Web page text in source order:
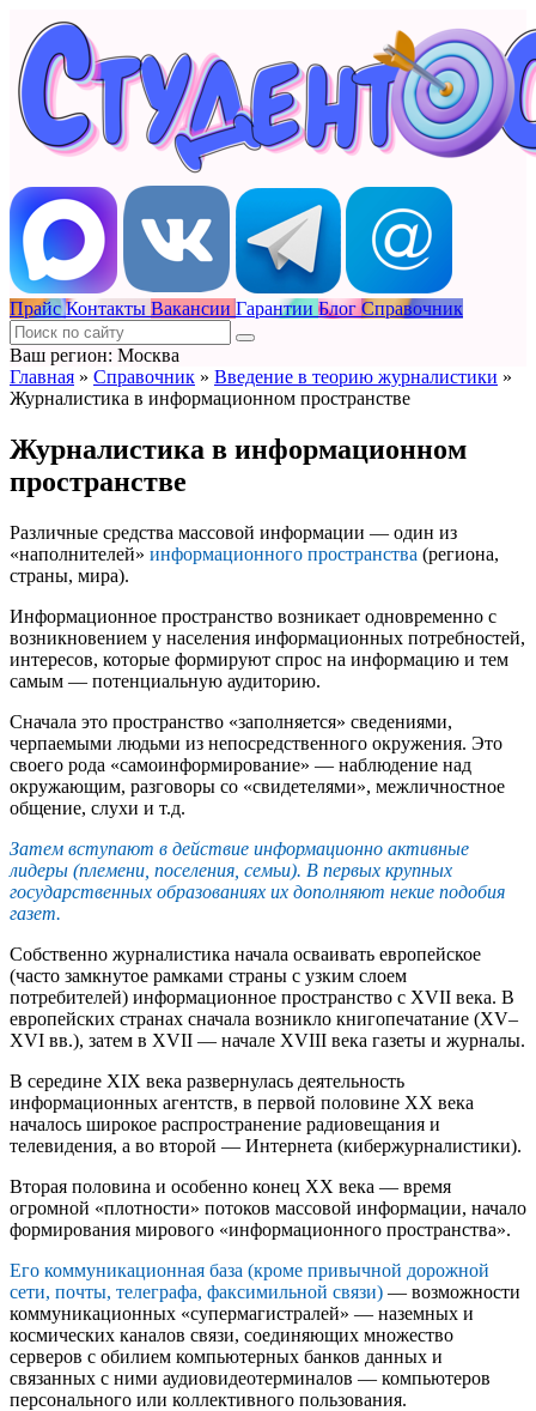
Прайс Контакты Вакансии Гарантии Блог Справочник
Ваш регион: Москва
Главная » Справочник » Введение в теорию журналистики »
Журналистика в информационном пространстве
Журналистика в информационном
пространстве
Различные средства массовой информации — один из
«наполнителей» информационного пространства (региона,
страны, мира).
Информационное пространство возникает одновременно с
возникновением у населения информационных потребностей,
интересов, которые формируют спрос на информацию и тем
самым — потенциальную аудиторию.
Сначала это пространство «заполняется» сведениями,
черпаемыми людьми из непосредственного окружения. Это
своего рода «самоинформирование» — наблюдение над
окружающим, разговоры со «свидетелями», межличностное
общение, слухи и т.д.
Затем вступают в действие информационно активные
лидеры (племени, поселения, семьи). В первых крупных
государственных образованиях их дополняют некие подобия
газет.
Собственно журналистика начала осваивать европейское
(часто замкнутое рамками страны с узким слоем
потребителей) информационное пространство с XVII века. В
европейских странах сначала возникло книгопечатание (XV–
XVI вв.), затем в XVII — начале XVIII века газеты и журналы.
В середине XIX века развернулась деятельность
информационных агентств, в первой половине XX века
началось широкое распространение радиовещания и
телевидения, а во второй — Интернета (кибержурналистики).
Вторая половина и особенно конец XX века — время
огромной «плотности» потоков массовой информации, начало
формирования мирового «информационного пространства».
Его коммуникационная база (кроме привычной дорожной
сети, почты, телеграфа, факсимильной связи) — возможности
коммуникационных «супермагистралей» — наземных и
космических каналов связи, соединяющих множество
серверов с обилием компьютерных банков данных и
связанных с ними аудиовидеотерминалов — компьютеров
персонального или коллективного пользования.